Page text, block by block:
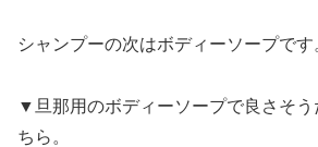
シャンプーの次はボディーソープです
▼旦那用のボディーソープで良さそう
ちら。